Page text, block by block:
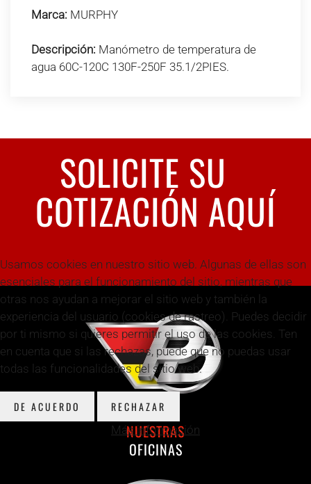
Marca: MURPHY
Descripción: Manómetro de temperatura de
agua 60C-120C 130F-250F 35.1/2PIES.
SOLICITE SU
COTIZACIÓN AQUÍ
NUESTRAS
OFICINAS
Usamos cookies en nuestro sitio web. Algunas de ellas son
esenciales para el funcionamiento del sitio, mientras que
otras nos ayudan a mejorar el sitio web y también la
experiencia del usuario (cookies de rastreo). Puedes decidir
por ti mismo si quieres permitir el uso de las cookies. Ten
en cuenta que si las rechazas, puede que no puedas usar
todas las funcionalidades del sitio web.
DE ACUERDO RECHAZAR
Más información